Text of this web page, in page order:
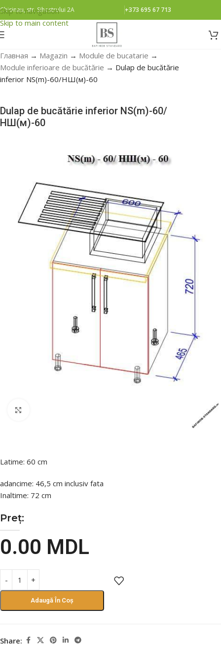
Skip to navigation
Skip to main content
Chisinau, str. Sihastrului 2A +373 695 67 713
Главная → Magazin → Module de bucatarie →
Module inferioare de bucătărie → Dulap de bucătărie
inferior NS(m)-60/НШ(м)-60
Dulap de bucătărie inferior NS(m)-60/
НШ(м)-60
Latime: 60 cm
adancime: 46,5 cm inclusiv fata
Inaltime: 72 cm
Preț:
0.00 MDL
Adaugă În Coș
Share: